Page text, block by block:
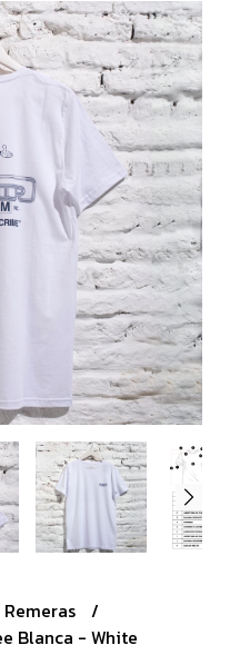
Remeras
Blanca - White